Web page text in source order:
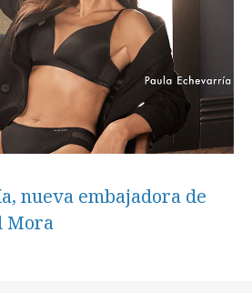
nueva embajadora de
Mora